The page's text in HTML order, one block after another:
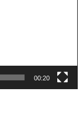
00:20